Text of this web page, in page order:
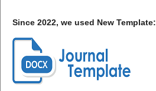
Since 2022, we used New Template: